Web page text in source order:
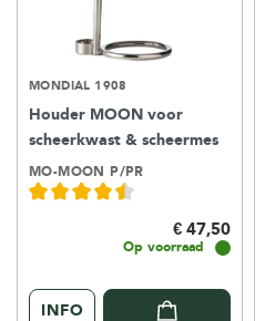
MONDIAL 1908
Houder MOON voor
scheerkwast & scheermes
MO-MOON P/PR
€ 47,50
Op voorraad
INFO